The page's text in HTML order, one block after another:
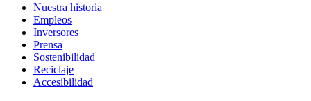
Nuestra historia
Empleos
Inversores
Prensa
Sostenibilidad
Reciclaje
Accesibilidad